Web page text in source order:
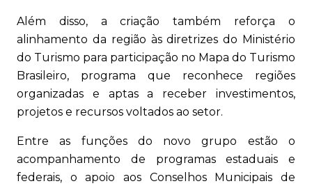
Além disso, a criação também reforça o
alinhamento da região às diretrizes do Ministério
do Turismo para participação no Mapa do Turismo
Brasileiro, programa que reconhece regiões
organizadas e aptas a receber investimentos,
projetos e recursos voltados ao setor.
Entre as funções do novo grupo estão o
acompanhamento de programas estaduais e
federais, o apoio aos Conselhos Municipais de